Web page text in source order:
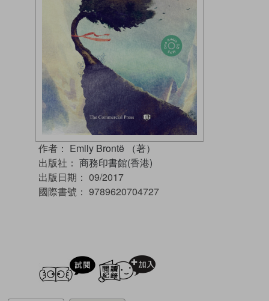
作者： Emily Brontë （著）
出版社： 商務印書館(香港)
出版日期： 09/2017
國際書號： 9789620704727
試閲